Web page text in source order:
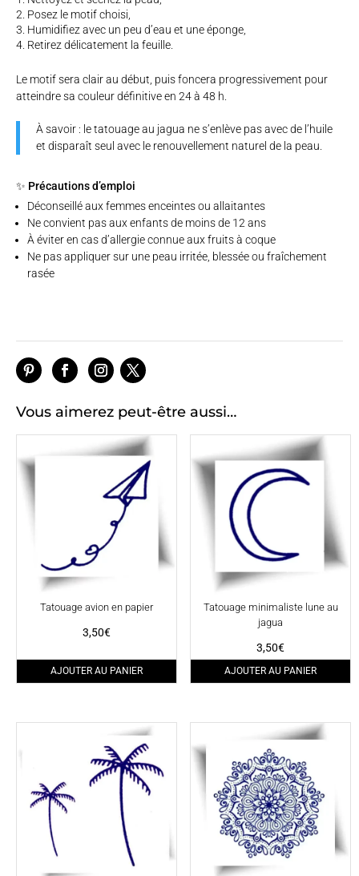
Posez le motif choisi,
Humidifiez avec un peu d’eau et une éponge,
Retirez délicatement la feuille.
Le motif sera clair au début, puis foncera progressivement pour
atteindre sa couleur définitive en 24 à 48 h.
À savoir : le tatouage au jagua ne s’enlève pas avec de l’huile
et disparaît seul avec le renouvellement naturel de la peau.
✨ Précautions d’emploi
Déconseillé aux femmes enceintes ou allaitantes
Ne convient pas aux enfants de moins de 12 ans
À éviter en cas d’allergie connue aux fruits à coque
Ne pas appliquer sur une peau irritée, blessée ou fraîchement
rasée
Vous aimerez peut-être aussi…
Tatouage avion en papier
3,50€
AJOUTER AU PANIER
Tatouage minimaliste lune au
jagua
3,50€
AJOUTER AU PANIER